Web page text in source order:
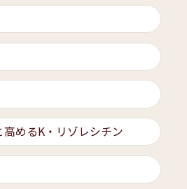
高めるK・リゾレシチン